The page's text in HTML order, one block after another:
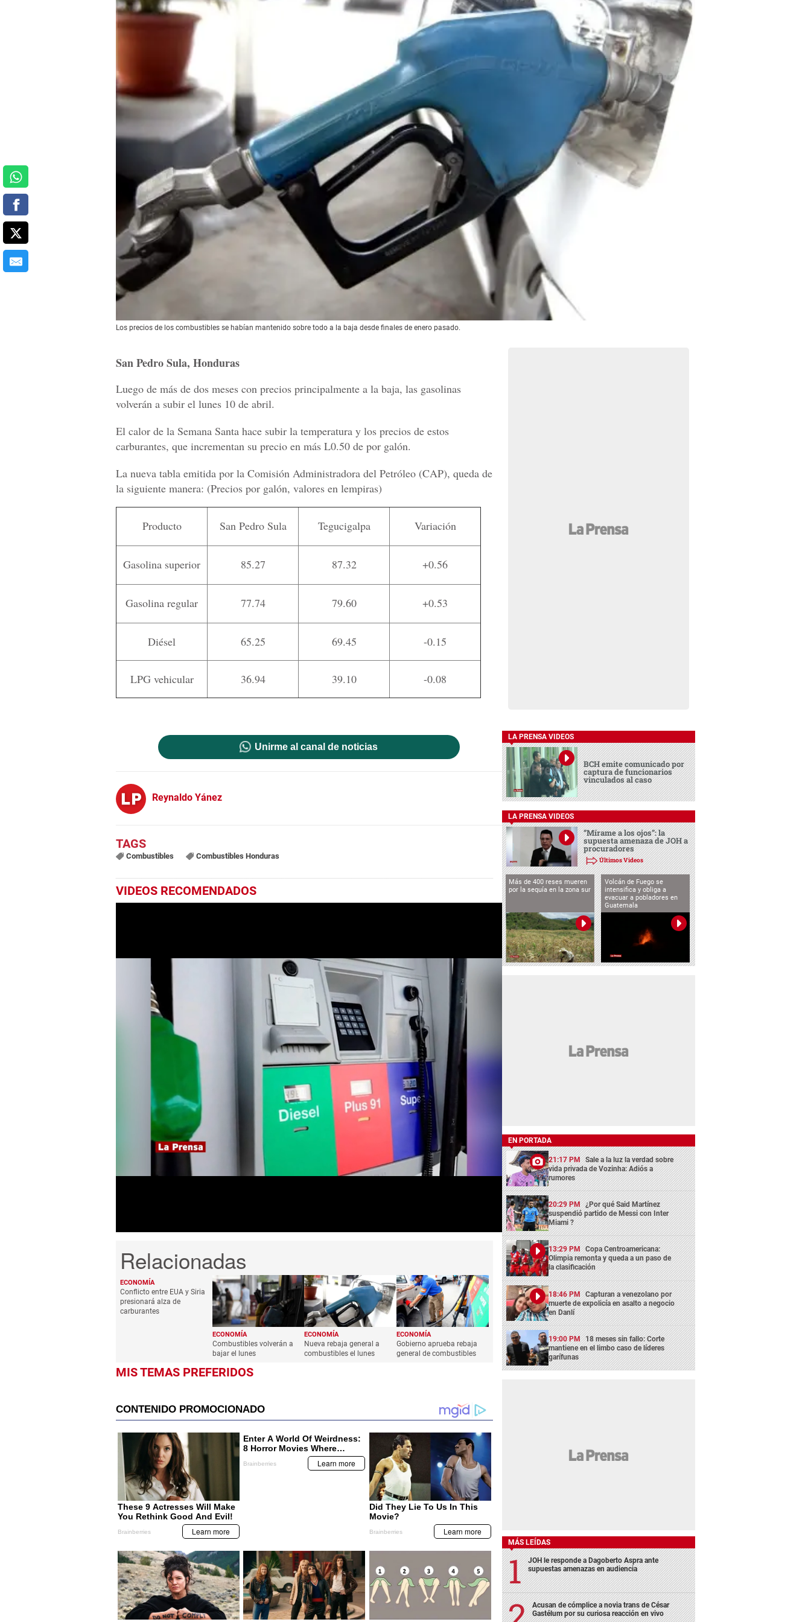
Los precios de los combustibles se habían mantenido sobre todo a la baja desde finales de enero pasado.
San Pedro Sula, Honduras
Luego de más de dos meses con precios principalmente a la baja, las gasolinas
volverán a subir el lunes 10 de abril.
El calor de la Semana Santa hace subir la temperatura y los precios de estos
carburantes, que incrementan su precio en más L0.50 de por galón.
La nueva tabla emitida por la Comisión Administradora del Petróleo (CAP), queda de
la siguiente manera: (Precios por galón, valores en lempiras)
Producto San Pedro Sula Tegucigalpa Variación
Gasolina superior 85.27 87.32 +0.56
Gasolina regular 77.74 79.60 +0.53
Diésel 65.25 69.45 -0.15
LPG vehicular 36.94 39.10 -0.08
Unirme al canal de noticias
Reynaldo Yánez
Combustibles Combustibles Honduras
VIDEOS RECOMENDADOS
ECONOMÍA
Conflicto entre EUA y Siria
presionará alza de
carburantes
ECONOMÍA
Combustibles volverán a
bajar el lunes
ECONOMÍA
Nueva rebaja general a
combustibles el lunes
ECONOMÍA
Gobierno aprueba rebaja
general de combustibles
MIS TEMAS PREFERIDOS
LA PRENSA VIDEOS
BCH emite comunicado por
captura de funcionarios
vinculados al caso
LA PRENSA VIDEOS
“Mírame a los ojos”: la
supuesta amenaza de JOH a
procuradores
Últimos Videos
Más de 400 reses mueren
por la sequía en la zona sur
Volcán de Fuego se
intensifica y obliga a
evacuar a pobladores en
Guatemala
EN PORTADA
21:17 PM Sale a la luz la verdad sobre
vida privada de Vozinha: Adiós a
rumores
20:29 PM ¿Por qué Said Martínez
suspendió partido de Messi con Inter
Miami ?
13:29 PM Copa Centroamericana:
Olimpia remonta y queda a un paso de
la clasificación
18:46 PM Capturan a venezolano por
muerte de expolicía en asalto a negocio
en Danlí
19:00 PM 18 meses sin fallo: Corte
mantiene en el limbo caso de líderes
garífunas
MÁS LEÍDAS
JOH le responde a Dagoberto Aspra ante
supuestas amenazas en audiencia
Acusan de cómplice a novia trans de César
Gastélum por su curiosa reacción en vivo